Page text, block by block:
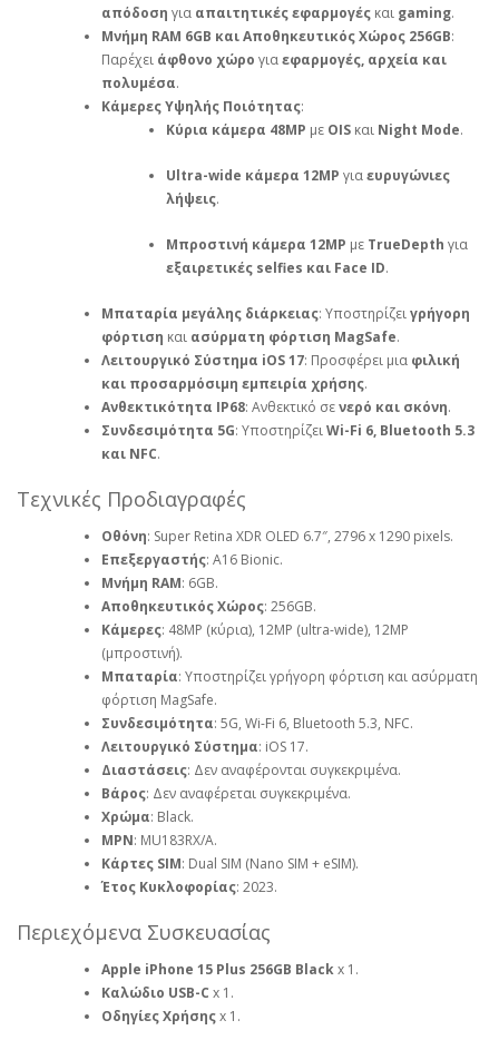
απόδοση για απαιτητικές εφαρμογές και gaming.
Μνήμη RAM 6GB και Αποθηκευτικός Χώρος 256GB:
Παρέχει άφθονο χώρο γιαεφαρμογές, αρχεία και
πολυμέσα.
Κάμερες Υψηλής Ποιότητας:
Κύρια κάμερα 48MP με OIS και Night Mode.
Ultra-wide κάμερα 12MP γιαευρυγώνιες
λήψεις.
Μπροστινή κάμερα 12MP με TrueDepth για
εξαιρετικές selfies και Face ID.
Μπαταρία μεγάλης διάρκειας: Υποστηρίζειγρήγορη
φόρτιση και ασύρματη φόρτιση MagSafe.
Λειτουργικό Σύστημα iOS 17: Προσφέρει μια φιλική
και προσαρμόσιμη εμπειρία χρήσης.
Ανθεκτικότητα IP68: Ανθεκτικό σενερό και σκόνη.
Συνδεσιμότητα 5G: ΥποστηρίζειWi-Fi 6, Bluetooth 5.3
και NFC.
Τεχνικές Προδιαγραφές
Οθόνη: Super Retina XDR OLED 6.7″, 2796 x 1290 pixels.
Επεξεργαστής: A16 Bionic.
Μνήμη RAM: 6GB.
Αποθηκευτικός Χώρος: 256GB.
Κάμερες: 48MP (κύρια), 12MP (ultra-wide), 12MP
(μπροστινή).
Μπαταρία: Υποστηρίζει γρήγορη φόρτιση και ασύρματη
φόρτιση MagSafe.
Συνδεσιμότητα: 5G, Wi-Fi 6, Bluetooth 5.3, NFC.
Λειτουργικό Σύστημα: iOS 17.
Διαστάσεις: Δεν αναφέρονται συγκεκριμένα.
Βάρος: Δεν αναφέρεται συγκεκριμένα.
Χρώμα: Black.
MPN: MU183RX/A.
Κάρτες SIM: Dual SIM (Nano SIM + eSIM).
Έτος Κυκλοφορίας: 2023.
Περιεχόμενα Συσκευασίας
Apple iPhone 15 Plus 256GB Blackx 1.
Καλώδιο USB-C x 1.
Οδηγίες Χρήσηςx 1.